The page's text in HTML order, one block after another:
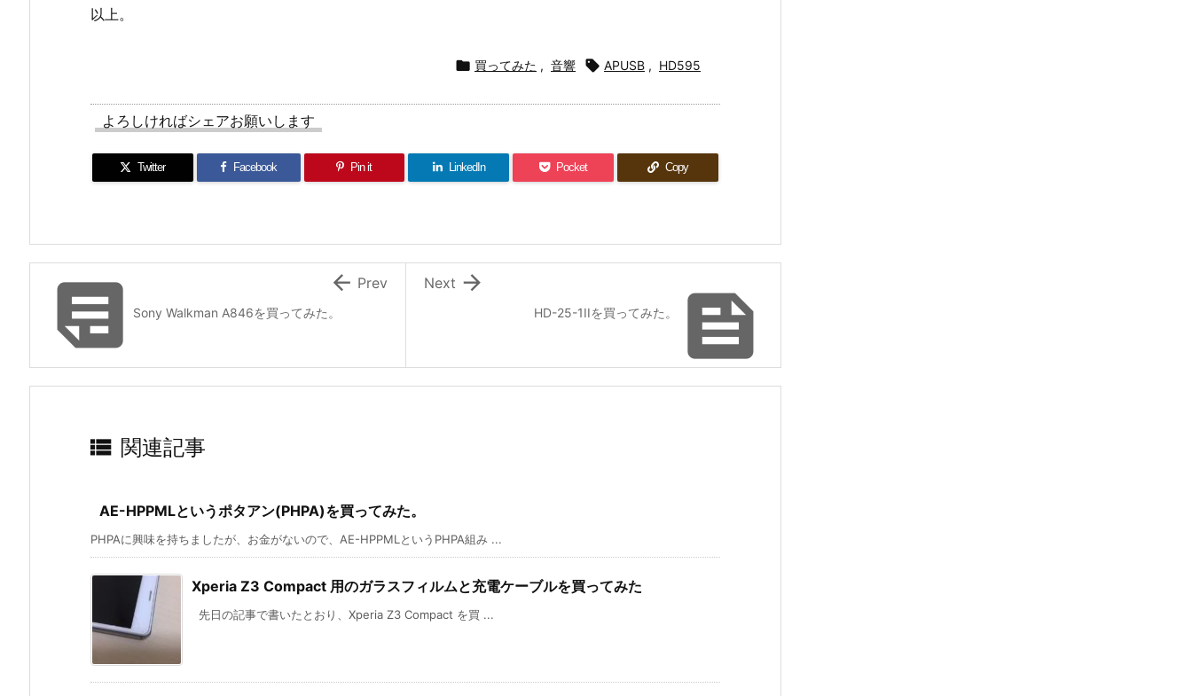
以上。
 買ってみた , 音響  APUSB , HD595
よろしければシェアお願いします
Twitter Facebook Pin it LinkedIn Pocket Copy

HD-25-1IIを買ってみた。

Next
Sony Walkman A846を買ってみた。
 Prev
 関連記事
AE-HPPMLというポタアン(PHPA)を買ってみた。
PHPAに興味を持ちましたが、お金がないので、AE-HPPMLというPHPA組み ...
Xperia Z3 Compact 用のガラスフィルムと充電ケーブルを買ってみた
先日の記事で書いたとおり、Xperia Z3 Compact を買 ...